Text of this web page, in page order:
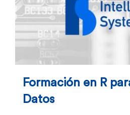
Formación en R
Datos